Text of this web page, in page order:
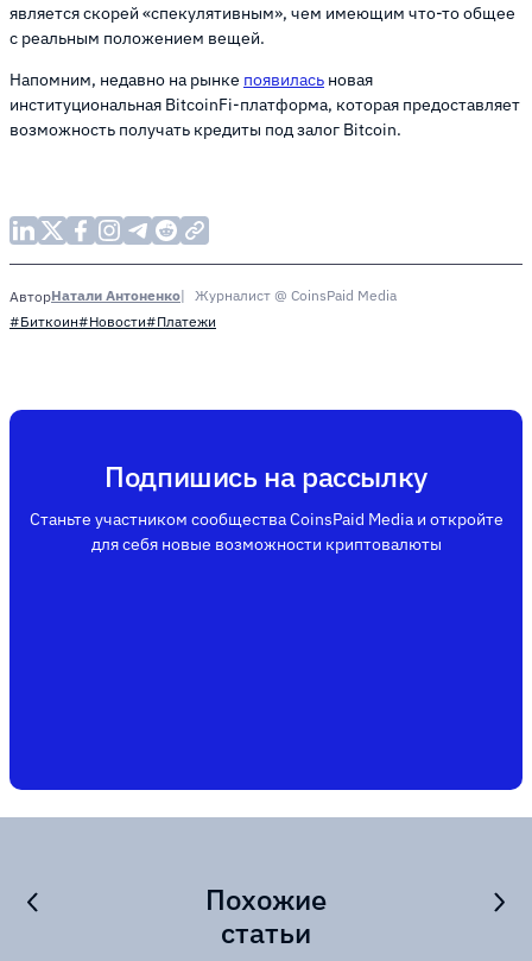
является скорей «спекулятивным», чем имеющим что-то общее
с реальным положением вещей.
Напомним, недавно на рынке появилась новая
институциональная BitcoinFi-платформа, которая предоставляет
возможность получать кредиты под залог Bitcoin.
АвторНатали Антоненко
Журналист @ CoinsPaid Media
#Биткоин#Новости#Платежи
Подпишись на рассылку
Станьте участником сообщества CoinsPaid Media и откройте
для себя новые возможности криптовалюты
Похожие
статьи